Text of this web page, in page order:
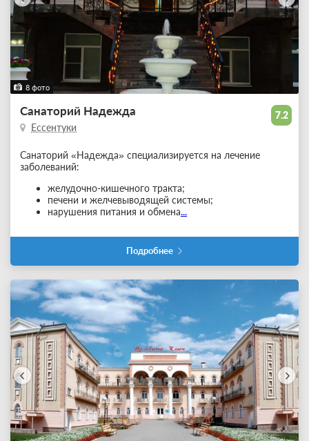
8 фото
7.2
Санаторий Надежда
Ессентуки
Санаторий «Надежда» специализируется на лечение
заболеваний:
желудочно-кишечного тракта;
печени и желчевыводящей системы;
нарушения питания и обмена...
Подробнее